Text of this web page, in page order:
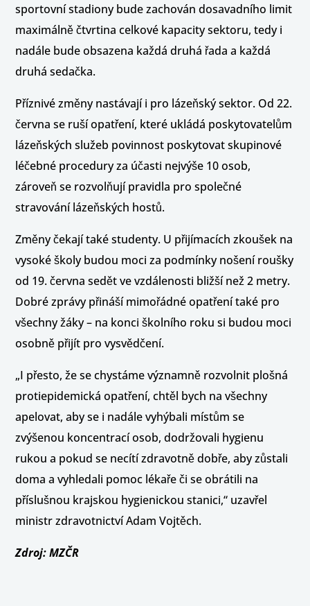
sportovní stadiony bude zachován dosavadního limit
maximálně čtvrtina celkové kapacity sektoru, tedy i
nadále bude obsazena každá druhá řada a každá
druhá sedačka.
Příznivé změny nastávají i pro lázeňský sektor. Od 22.
června se ruší opatření, které ukládá poskytovatelům
lázeňských služeb povinnost poskytovat skupinové
léčebné procedury za účasti nejvýše 10 osob,
zároveň se rozvolňují pravidla pro společné
stravování lázeňských hostů.
Změny čekají také studenty. U přijímacích zkoušek na
vysoké školy budou moci za podmínky nošení roušky
od 19. června sedět ve vzdálenosti bližší než 2 metry.
Dobré zprávy přináší mimořádné opatření také pro
všechny žáky – na konci školního roku si budou moci
osobně přijít pro vysvědčení.
„I přesto, že se chystáme významně rozvolnit plošná
protiepidemická opatření, chtěl bych na všechny
apelovat, aby se i nadále vyhýbali místům se
zvýšenou koncentrací osob, dodržovali hygienu
rukou a pokud se necítí zdravotně dobře, aby zůstali
doma a vyhledali pomoc lékaře či se obrátili na
příslušnou krajskou hygienickou stanici,“ uzavřel
ministr zdravotnictví Adam Vojtěch.
Zdroj: MZČR